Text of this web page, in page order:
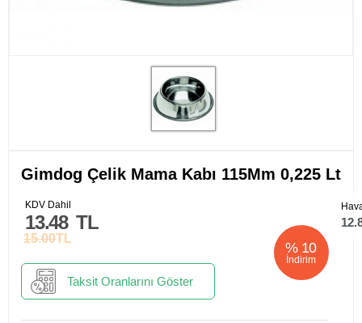
Gimdog Çelik Mama Kabı 115Mm 0,225 Lt
% 10
İndirim
15.00TL
13.48 TL
KDV Dahil
Taksit Oranlarını Göster